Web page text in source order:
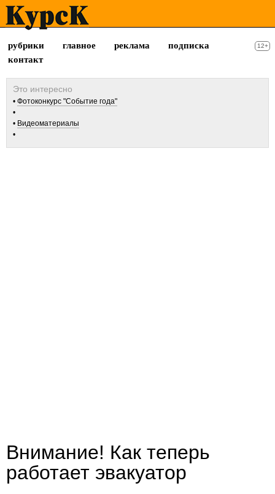
рубрики главное реклама
подписка
контакт
12+
Фотоконкурс "Событие года"
Видеоматериалы
Внимание! Как теперь
работает эвакуатор